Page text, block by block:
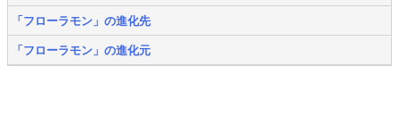
「フローラモン」の進化先
「フローラモン」の進化元